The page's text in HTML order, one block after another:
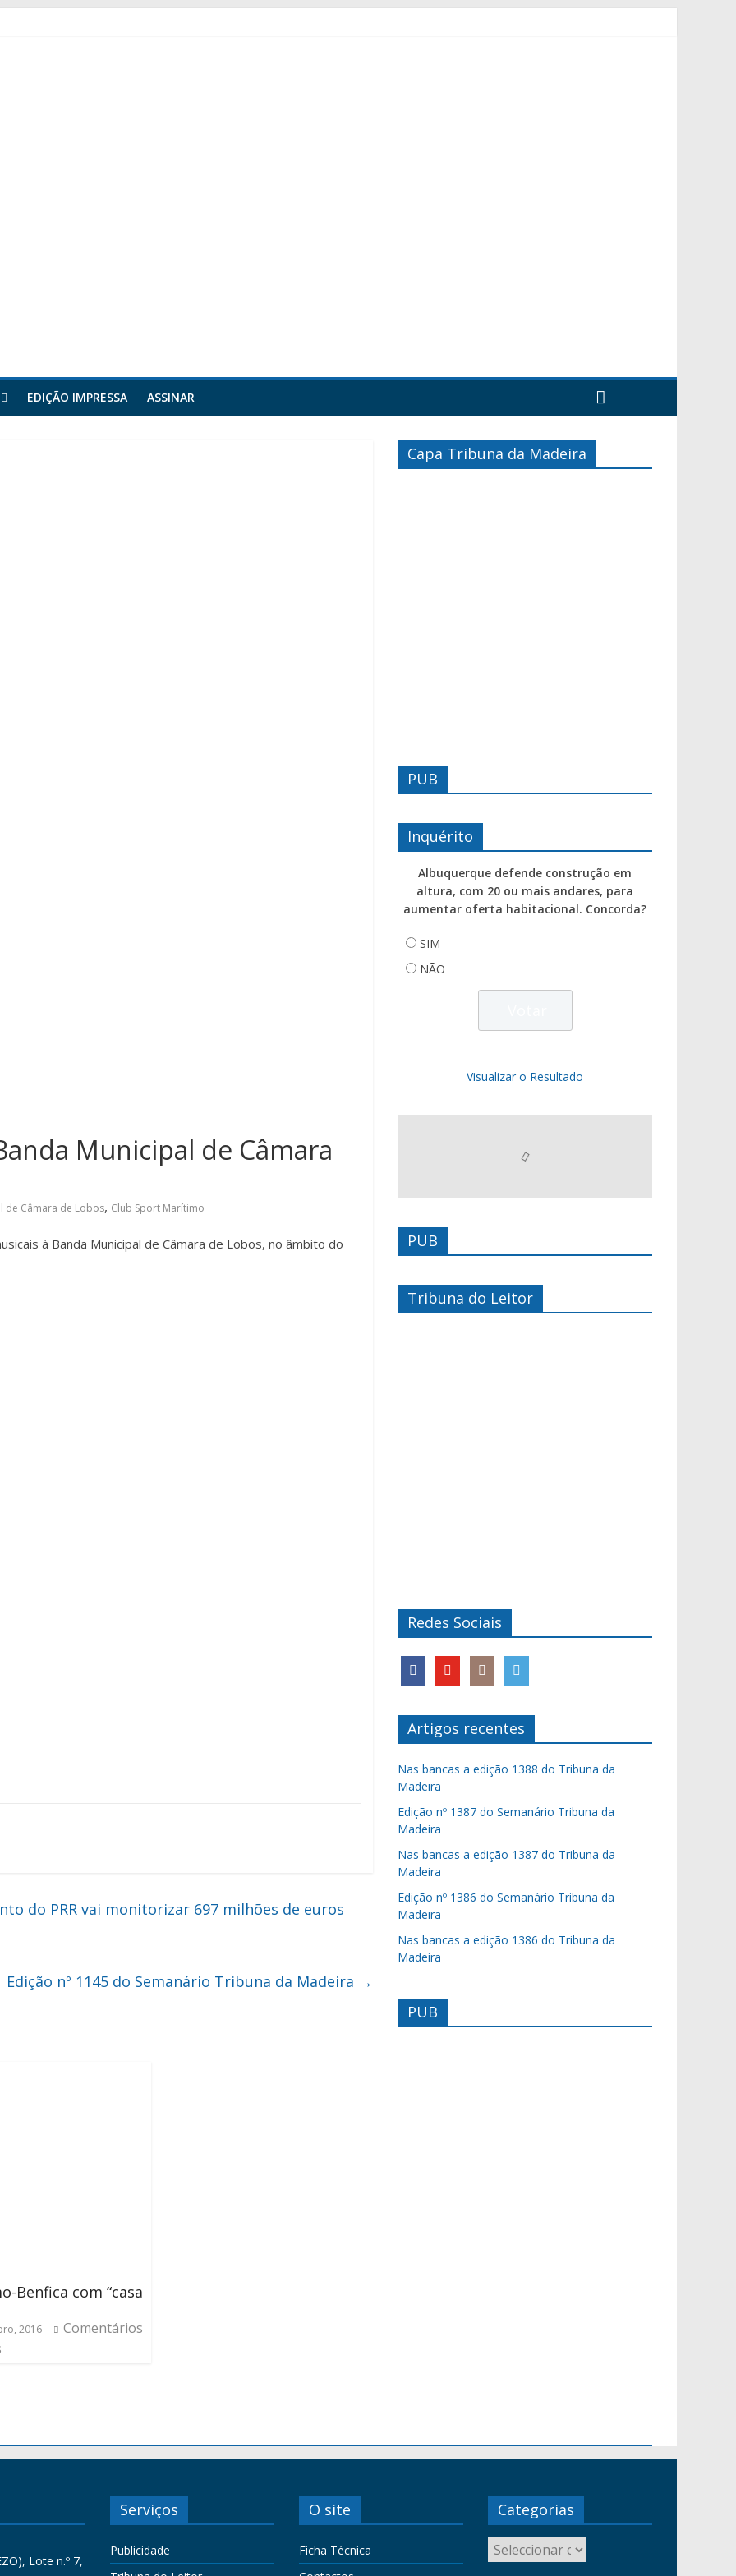
EDIÇÃO IMPRESSA ASSINAR
Municipal de Câmara
de Câmara de Lobos, Club Sport Marítimo
à Banda Municipal de Câmara de Lobos, no âmbito do
do PRR vai monitorizar 697 milhões de euros
Edição nº 1145 do Semanário Tribuna da Madeira →
Benfica com “casa
2016
Comentários
Capa Tribuna da Madeira
PUB
Inquérito
Albuquerque defende construção em
altura, com 20 ou mais andares, para
aumentar oferta habitacional. Concorda?
SIM
NÃO
Visualizar o Resultado
PUB
Tribuna do Leitor
Redes Sociais
Artigos recentes
Nas bancas a edição 1388 do Tribuna da
Madeira
Edição nº 1387 do Semanário Tribuna da
Madeira
Nas bancas a edição 1387 do Tribuna da
Madeira
Edição nº 1386 do Semanário Tribuna da
Madeira
Nas bancas a edição 1386 do Tribuna da
Madeira
PUB
Lote n.º 7,
Serviços
Publicidade
O site
Ficha Técnica
Categorias